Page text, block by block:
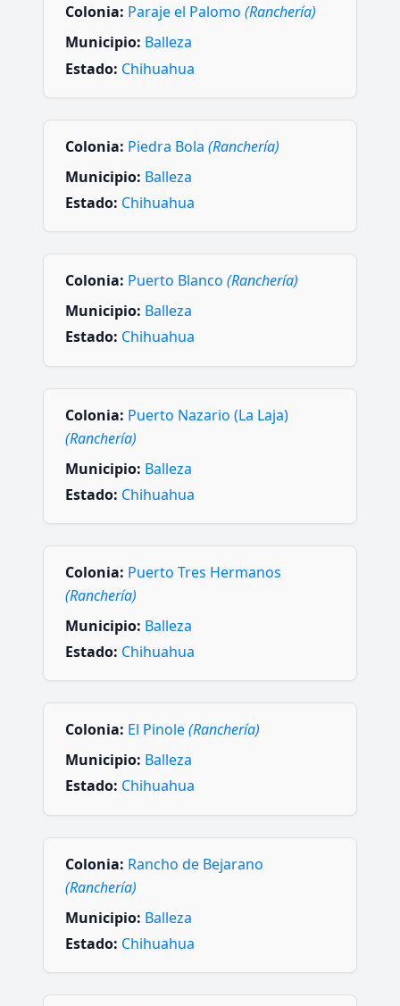
Colonia: Paraje el Palomo (Ranchería)
Municipio: Balleza
Estado: Chihuahua
Colonia: Piedra Bola (Ranchería)
Municipio: Balleza
Estado: Chihuahua
Colonia: Puerto Blanco (Ranchería)
Municipio: Balleza
Estado: Chihuahua
Colonia: Puerto Nazario (La Laja)
(Ranchería)
Municipio: Balleza
Estado: Chihuahua
Colonia: Puerto Tres Hermanos
(Ranchería)
Municipio: Balleza
Estado: Chihuahua
Colonia: El Pinole(Ranchería)
Municipio: Balleza
Estado: Chihuahua
Colonia: Rancho de Bejarano
(Ranchería)
Municipio: Balleza
Estado: Chihuahua